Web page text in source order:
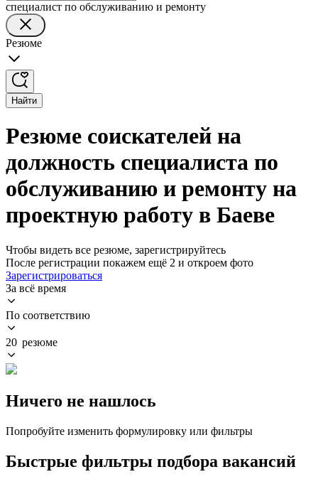
специалист по обслуживанию и ремонту
Резюме
Найти
Резюме соискателей на
должность специалиста по
обслуживанию и ремонту на
проектную работу в Баеве
Чтобы видеть все резюме, зарегистрируйтесь
После регистрации покажем ещё 2 и откроем фото
Зарегистрироваться
За всё время
По соответствию
20 резюме
Ничего не нашлось
Попробуйте изменить формулировку или фильтры
Быстрые фильтры подбора вакансий